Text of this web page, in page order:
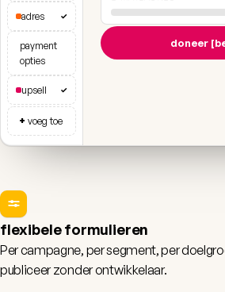
adres ✓
payment
opties
upsell ✓
+ voeg toe
doneer
flexibele formulieren
Per campagne, per segment, per
publiceer zonder ontwikkelaar.